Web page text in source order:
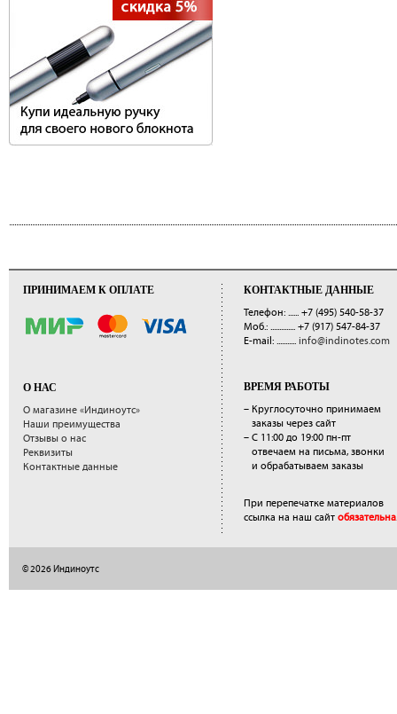
ПРИНИМАЕМ К ОПЛАТЕ
О НАС
О магазине «Индиноутс»
Наши преимущества
Отзывы о нас
Реквизиты
Контактные данные
КОНТАКТНЫЕ ДАННЫЕ
Телефон: ...... +7 (495) 540-58-37
Моб.: .............. +7 (917) 547-84-37
E-mail: ........... info@indinotes.com
ВРЕМЯ РАБОТЫ
– Круглосуточно принимаем
заказы через сайт
– С 11:00 до 19:00 пн-пт
отвечаем на письма, звонки
и обрабатываем заказы
При перепечатке материалов
ссылка на наш сайт обязательна.
© 2026 Индиноутс